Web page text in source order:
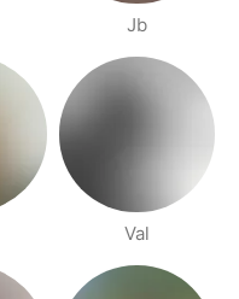
Jb
Val